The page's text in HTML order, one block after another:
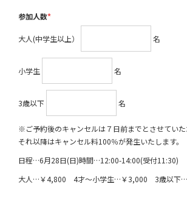
参加人数*
大人(中学生以上） 名
小学生 名
3歳以下 名
※ご予約後のキャンセルは７日前までとさせていた
それ以降はキャンセル料100％が発生いたします。
日程…6月28日(日)時間…12:00-14:00(受付11:30)
大人…￥4,800 4才～小学生…￥3,000 3歳以下